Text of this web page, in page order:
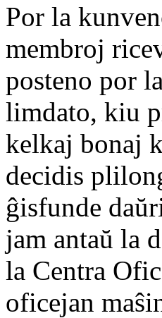
Por la
membroj
posteno por
limdato, kiu
kelkaj bonaj
decidis
ĝisfunde
jam antaŭ la
la Centra
oficejan